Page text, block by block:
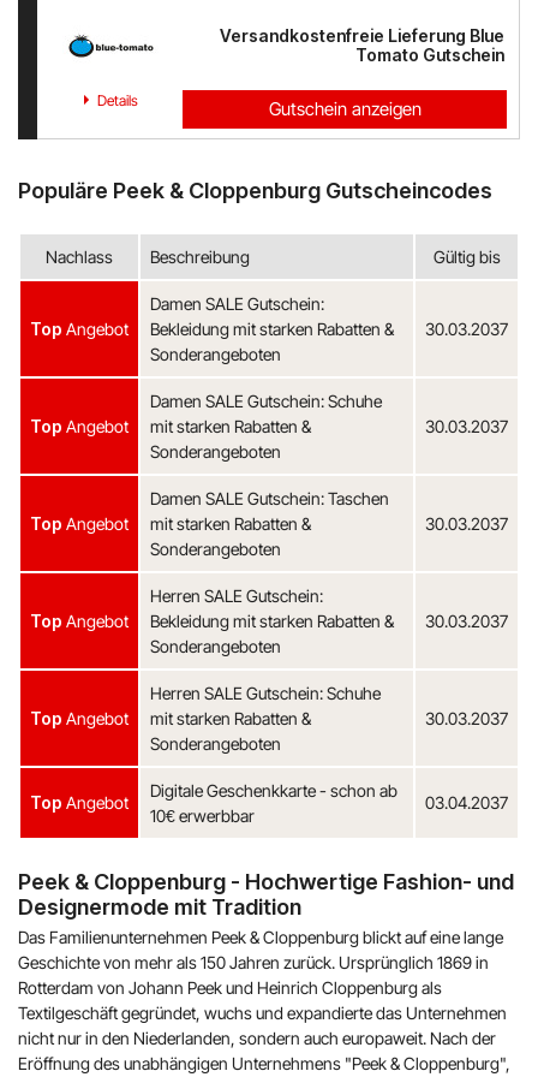
Versandkostenfreie Lieferung Blue
Tomato Gutschein
Details Gutschein anzeigen
Populäre Peek & Cloppenburg Gutscheincodes
Nachlass Beschreibung Gültig bis
Top Angebot
Damen SALE Gutschein:
Bekleidung mit starken Rabatten &
Sonderangeboten
30.03.2037
Top Angebot
Damen SALE Gutschein: Schuhe
mit starken Rabatten &
Sonderangeboten
30.03.2037
Top Angebot
Damen SALE Gutschein: Taschen
mit starken Rabatten &
Sonderangeboten
30.03.2037
Top Angebot
Herren SALE Gutschein:
Bekleidung mit starken Rabatten &
Sonderangeboten
30.03.2037
Top Angebot
Herren SALE Gutschein: Schuhe
mit starken Rabatten &
Sonderangeboten
30.03.2037
Top Angebot
Digitale Geschenkkarte - schon ab
10€ erwerbbar
03.04.2037
Peek & Cloppenburg - Hochwertige Fashion- und
Designermode mit Tradition
Das Familienunternehmen Peek & Cloppenburg blickt auf eine lange
Geschichte von mehr als 150 Jahren zurück. Ursprünglich 1869 in
Rotterdam von Johann Peek und Heinrich Cloppenburg als
Textilgeschäft gegründet, wuchs und expandierte das Unternehmen
nicht nur in den Niederlanden, sondern auch europaweit. Nach der
Eröffnung des unabhängigen Unternehmens "Peek & Cloppenburg",